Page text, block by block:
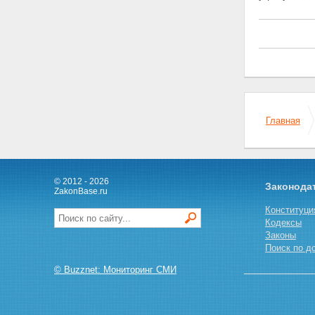
образуемым и измененным
земельным участкам
Статья 12. Цели охраны земель
Статья 13. Содержание охраны
земель, подвергшихся
радиоактивному и химическому
Главная
© 2012 - 2026
ZakonBase.ru
© Buzznet: Мониторинг СМИ
Кодексы
Законы
Поиск по